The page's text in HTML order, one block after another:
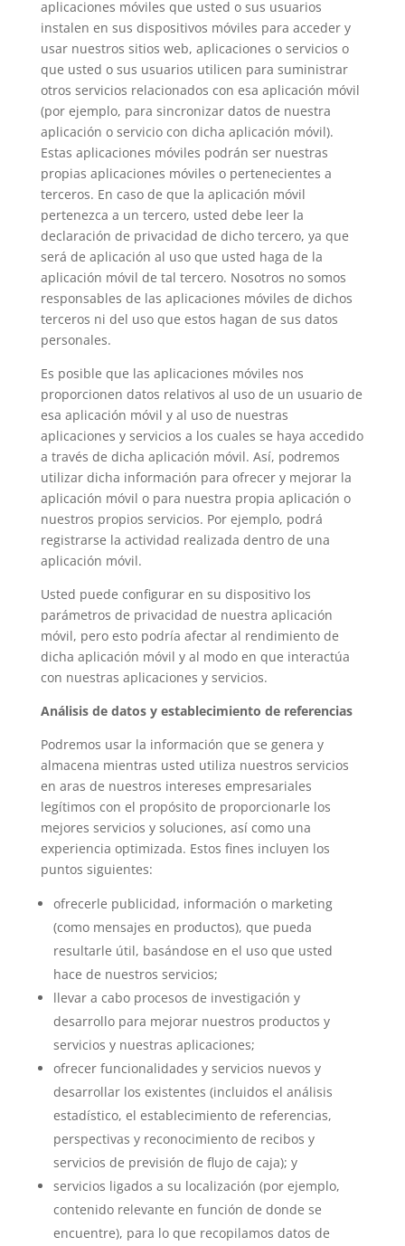
aplicaciones móviles que usted o sus usuarios
instalen en sus dispositivos móviles para acceder y
usar nuestros sitios web, aplicaciones o servicios o
que usted o sus usuarios utilicen para suministrar
otros servicios relacionados con esa aplicación móvil
(por ejemplo, para sincronizar datos de nuestra
aplicación o servicio con dicha aplicación móvil).
Estas aplicaciones móviles podrán ser nuestras
propias aplicaciones móviles o pertenecientes a
terceros. En caso de que la aplicación móvil
pertenezca a un tercero, usted debe leer la
declaración de privacidad de dicho tercero, ya que
será de aplicación al uso que usted haga de la
aplicación móvil de tal tercero. Nosotros no somos
responsables de las aplicaciones móviles de dichos
terceros ni del uso que estos hagan de sus datos
personales.
Es posible que las aplicaciones móviles nos
proporcionen datos relativos al uso de un usuario de
esa aplicación móvil y al uso de nuestras
aplicaciones y servicios a los cuales se haya accedido
a través de dicha aplicación móvil. Así, podremos
utilizar dicha información para ofrecer y mejorar la
aplicación móvil o para nuestra propia aplicación o
nuestros propios servicios. Por ejemplo, podrá
registrarse la actividad realizada dentro de una
aplicación móvil.
Usted puede configurar en su dispositivo los
parámetros de privacidad de nuestra aplicación
móvil, pero esto podría afectar al rendimiento de
dicha aplicación móvil y al modo en que interactúa
con nuestras aplicaciones y servicios.
Análisis de datos y establecimiento de referencias
Podremos usar la información que se genera y
almacena mientras usted utiliza nuestros servicios
en aras de nuestros intereses empresariales
legítimos con el propósito de proporcionarle los
mejores servicios y soluciones, así como una
experiencia optimizada. Estos fines incluyen los
puntos siguientes:
ofrecerle publicidad, información o marketing
(como mensajes en productos), que pueda
resultarle útil, basándose en el uso que usted
hace de nuestros servicios;
llevar a cabo procesos de investigación y
desarrollo para mejorar nuestros productos y
servicios y nuestras aplicaciones;
ofrecer funcionalidades y servicios nuevos y
desarrollar los existentes (incluidos el análisis
estadístico, el establecimiento de referencias,
perspectivas y reconocimiento de recibos y
servicios de previsión de flujo de caja); y
servicios ligados a su localización (por ejemplo,
contenido relevante en función de donde se
encuentre), para lo que recopilamos datos de